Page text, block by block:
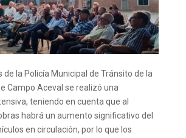
de la Policía Municipal de Tránsito de la
Campo Aceval se realizó una
teniendo en cuenta que al
habrá un aumento significativo del
en circulación, por lo que los